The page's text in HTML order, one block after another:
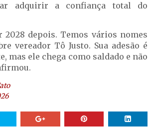
adquirir a confiança total do
2028 depois. Temos vários nomes
vereador Tô Justo. Sua adesão é
mas ele chega como saldado e não